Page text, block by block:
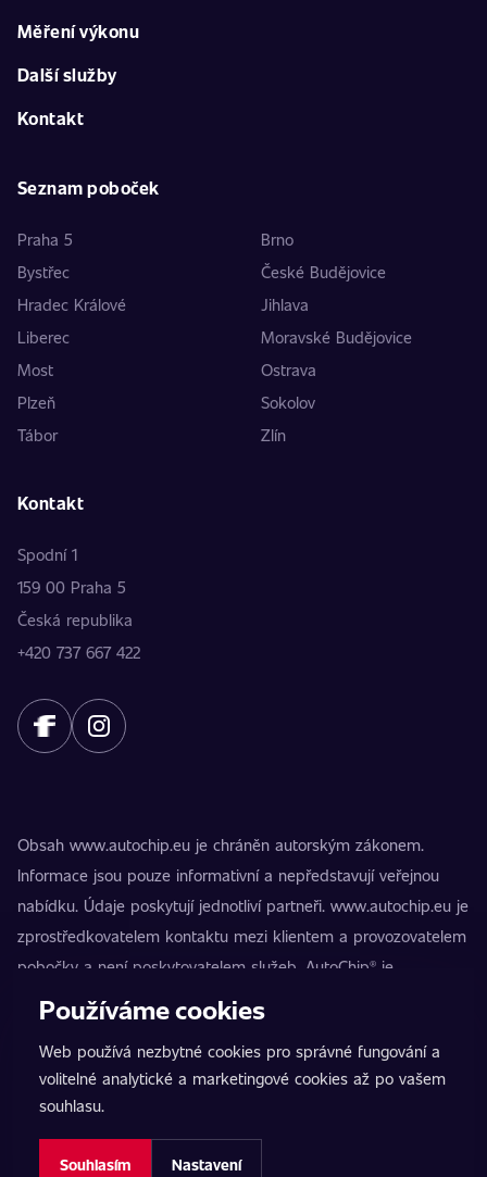
Měření výkonu
Další služby
Kontakt
Seznam poboček
Praha 5
Brno
Bystřec
České Budějovice
Hradec Králové
Jihlava
Liberec
Moravské Budějovice
Most
Ostrava
Plzeň
Sokolov
Tábor
Zlín
Kontakt
Spodní 1
159 00 Praha 5
Česká republika
+420 737 667 422
Obsah www.autochip.eu je chráněn autorským zákonem.
Informace jsou pouze informativní a nepředstavují veřejnou
nabídku. Údaje poskytují jednotliví partneři. www.autochip.eu je
zprostředkovatelem kontaktu mezi klientem a provozovatelem
pobočky a není poskytovatelem služeb. AutoChip® je
registrovaná ochranná známka Petra Kučery. Úpravy, které
nezpůsobilosti vozidla k provozu na pozemních komunikacích.
Přesné informace poskytuje vždy konkrétní provozovatel
pobočky.
Nastavení cookies
Používáme cookies
Web používá nezbytné cookies pro správné fungování a
volitelné analytické a marketingové cookies až po vašem
souhlasu.
Souhlasím Nastavení